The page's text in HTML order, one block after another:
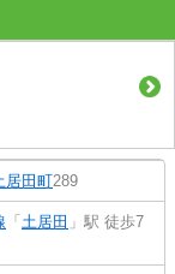
居田町289
「 土居田 」駅 徒歩7